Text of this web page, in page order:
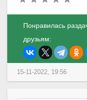
Понравилась
друзьям:
15-11-2022, 19:56